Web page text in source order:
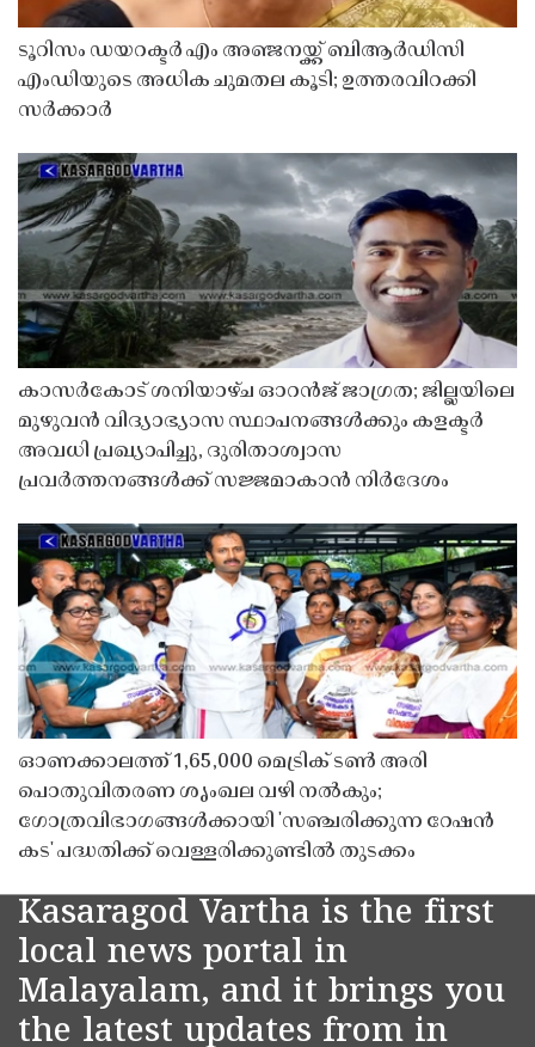
ടൂറിസം ഡയറക്ടർ എം അഞ്ജനയ്ക്ക് ബിആർഡിസി
എംഡിയുടെ അധിക ചുമതല കൂടി; ഉത്തരവിറക്കി
സർക്കാർ
കാസർകോട് ശനിയാഴ്ച ഓറൻജ് ജാഗ്രത; ജില്ലയിലെ
മുഴുവൻ വിദ്യാഭ്യാസ സ്ഥാപനങ്ങൾക്കും കളക്ടർ
അവധി പ്രഖ്യാപിച്ചു, ദുരിതാശ്വാസ
പ്രവർത്തനങ്ങൾക്ക് സജ്ജമാകാൻ നിർദേശം
ഓണക്കാലത്ത് 1,65,000 മെട്രിക് ടൺ അരി
പൊതുവിതരണ ശൃംഖല വഴി നൽകും;
ഗോത്രവിഭാഗങ്ങൾക്കായി 'സഞ്ചരിക്കുന്ന റേഷൻ
കട' പദ്ധതിക്ക് വെള്ളരിക്കുണ്ടിൽ തുടക്കം
Kasaragod Vartha is the first
local news portal in
Malayalam, and it brings you
the latest updates from in